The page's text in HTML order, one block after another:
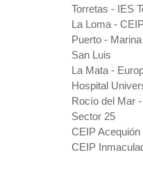
Torretas - IES
La Loma -
Puerto -
San Luis
La Mata -
Hospital
Rocío del Mar
Sector 25
CEIP Acequión
CEIP